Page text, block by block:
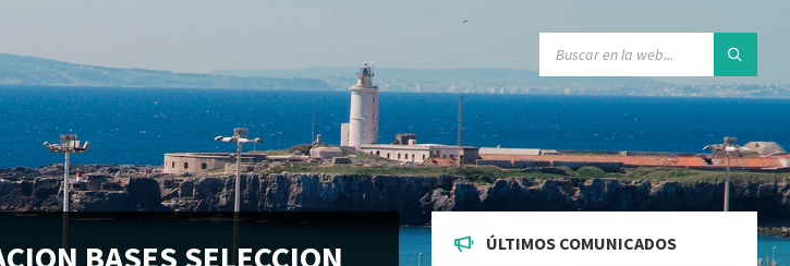
BASES SELECCION
ÚLTIMOS COMUNICADOS